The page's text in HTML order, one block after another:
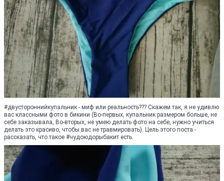
#двустороннийкупальник - миф или реальность??? Скажем так, я не удивлю
вас классными фото в бикини (Во-первых, купальник размером больше, не
себе заказывала, Во-вторых, не умею делать фото на себе, нужно учиться
делать это красиво, чтобы вас не травмировать). Цель этого поста -
рассказать, что такое #чудоюдорыбакит есть.